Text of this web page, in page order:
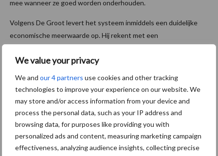
We value your privacy
We and our 4 partners use cookies and other tracking
technologies to improve your experience on our website. We
may store and/or access information from your device and
process the personal data, such as your IP address and
browsing data, for purposes like providing you with
personalized ads and content, measuring marketing campaign
effectiveness, analyzing audience insights, collecting precise
mee wanneer ze goed worden onderhouden.
Volgens De Groot levert het systeem inmiddels een duidelijke
economische meerwaarde op. Hij rekent met een
vooral te verklaren door besparing op krachtvoer en lagere
een onvolledige berekening is. Effecten zoals verbeterde
bodemstructuur, minder onkruiddruk, efficiënter gebruik van
eigen mest en een lagere CO₂-voetafdruk nog niet zijn
meegerekend.In eerder onderzoekviel al op dat met name het
eiwitgehalte en de VEM-opbrengst duidelijk hoger liggen bij
gebruik van fertigatie.